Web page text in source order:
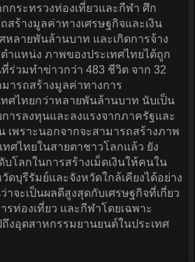
กระทรวงท่องเที่ยวและกีฬา ศึก
สร้างมูลค่าทางเศรษฐกิจและเงิน
หลายพันล้านบาท และเกิดการจ้าง
ำแหน่ง ภาพของประเทศไทยได้ถูก
ร่วมทำข่าวกว่า 483 ชีวิต จาก 32
ารถสร้างมูลค่าทางการ
ศไทยกว่าหลายพันล้านบาท นับเป็น
ารลงทุนและลงแรงจากภาครัฐและ
เพราะนอกจากจะสามารถสร้างภาพ
ศไทยในสายตาชาวโลกแล้ว ยัง
บโลกในการสร้างเม็ดเงินให้คนใน
ดบุรีรัมย์และจังหวัดใกล้เคียงได้อย่าง
จะเป็นผลดีสูงสุดกับเศรษฐกิจที่เกี่ยว
รท่องเที่ยว และกีฬาโดยเฉพาะ
งอุตสาหกรรมยานยนต์ในประเทศ